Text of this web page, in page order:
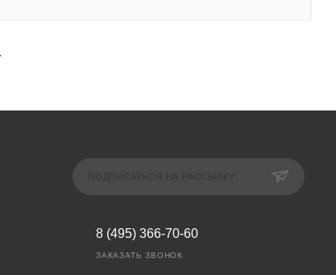
8 (495) 366-70-60
ЗАКАЗАТЬ ЗВОНОК